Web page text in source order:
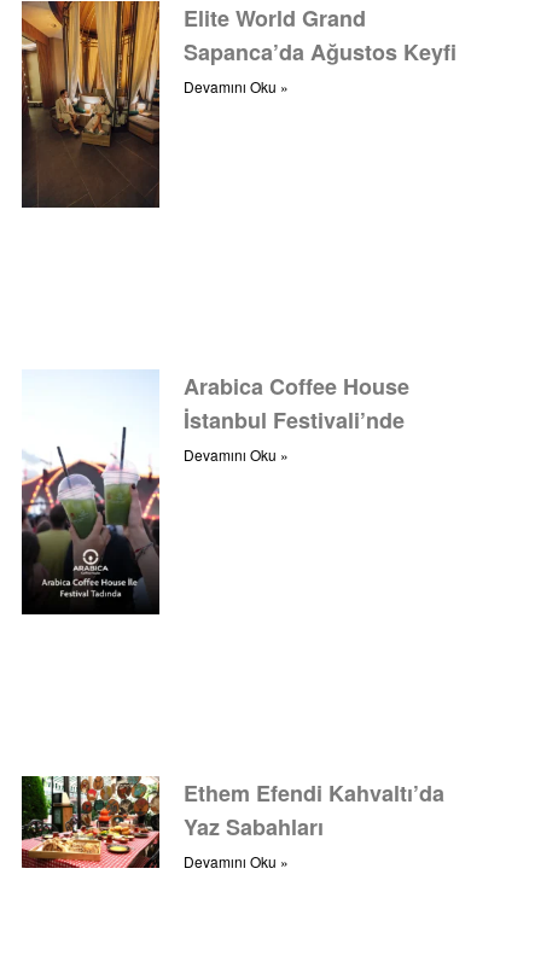
Elite World Grand
Sapanca’da Ağustos Keyfi
Devamını Oku »
Arabica Coffee House
İstanbul Festivali’nde
Devamını Oku »
Ethem Efendi Kahvaltı’da
Yaz Sabahları
Devamını Oku »